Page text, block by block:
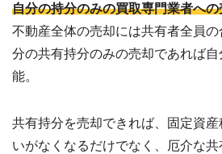
自分の持分のみの買取専門業者へ
不動産全体の売却には共有者全員
分の共有持分のみの売却であれば
能。
共有持分を売却できれば、固定資
いがなくなるだけでなく、厄介な